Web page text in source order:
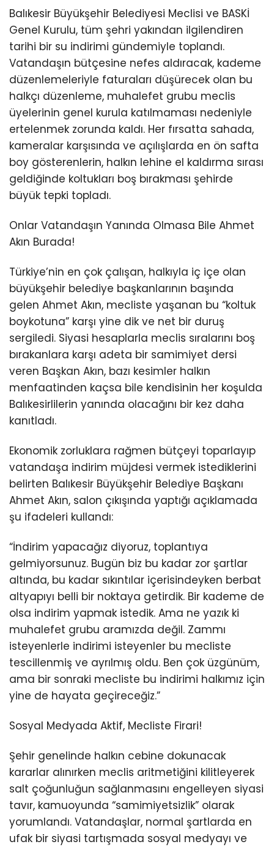
Balıkesir Büyükşehir Belediyesi Meclisi ve BASKİ
Genel Kurulu, tüm şehri yakından ilgilendiren
tarihi bir su indirimi gündemiyle toplandı.
Vatandaşın bütçesine nefes aldıracak, kademe
düzenlemeleriyle faturaları düşürecek olan bu
halkçı düzenleme, muhalefet grubu meclis
üyelerinin genel kurula katılmaması nedeniyle
ertelenmek zorunda kaldı. Her fırsatta sahada,
kameralar karşısında ve açılışlarda en ön safta
boy gösterenlerin, halkın lehine el kaldırma sırası
geldiğinde koltukları boş bırakması şehirde
büyük tepki topladı.
Onlar Vatandaşın Yanında Olmasa Bile Ahmet
Akın Burada!
Türkiye’nin en çok çalışan, halkıyla iç içe olan
büyükşehir belediye başkanlarının başında
gelen Ahmet Akın, mecliste yaşanan bu “koltuk
boykotuna” karşı yine dik ve net bir duruş
sergiledi. Siyasi hesaplarla meclis sıralarını boş
bırakanlara karşı adeta bir samimiyet dersi
veren Başkan Akın, bazı kesimler halkın
menfaatinden kaçsa bile kendisinin her koşulda
Balıkesirlilerin yanında olacağını bir kez daha
kanıtladı.
Ekonomik zorluklara rağmen bütçeyi toparlayıp
vatandaşa indirim müjdesi vermek istediklerini
belirten Balıkesir Büyükşehir Belediye Başkanı
Ahmet Akın, salon çıkışında yaptığı açıklamada
şu ifadeleri kullandı:
“İndirim yapacağız diyoruz, toplantıya
gelmiyorsunuz. Bugün biz bu kadar zor şartlar
altında, bu kadar sıkıntılar içerisindeyken berbat
altyapıyı belli bir noktaya getirdik. Bir kademe de
olsa indirim yapmak istedik. Ama ne yazık ki
muhalefet grubu aramızda değil. Zammı
isteyenlerle indirimi isteyenler bu mecliste
tescillenmiş ve ayrılmış oldu. Ben çok üzgünüm,
ama bir sonraki mecliste bu indirimi halkımız için
yine de hayata geçireceğiz.”
Sosyal Medyada Aktif, Mecliste Firari!
Şehir genelinde halkın cebine dokunacak
kararlar alınırken meclis aritmetiğini kilitleyerek
salt çoğunluğun sağlanmasını engelleyen siyasi
tavır, kamuoyunda “samimiyetsizlik” olarak
yorumlandı. Vatandaşlar, normal şartlarda en
ufak bir siyasi tartışmada sosyal medyayı ve